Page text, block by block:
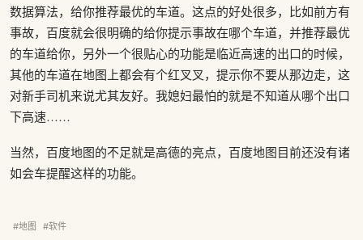
数据算法，给你推荐最优的车道。这点的好处很多，比如前方有
事故，百度就会很明确的给你提示事故在哪个车道，并推荐最优
的车道给你，另外一个很贴心的功能是临近高速的出口的时候，
其他的车道在地图上都会有个红叉叉，提示你不要从那边走，这
对新手司机来说尤其友好。我媳妇最怕的就是不知道从哪个出口
下高速……
当然，百度地图的不足就是高德的亮点，百度地图目前还没有诸
如会车提醒这样的功能。
#地图 #软件